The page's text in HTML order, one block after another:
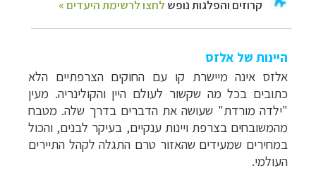
היינות של אלזס
אלזס אינה מיישרת קו עם החוקים הצרפתיים הלא
כתובים בכל מה שקשור לעולם היין והקולינריה. מעין
"ילדה מורדת" שעושה את הדברים בדרך שלה. מטבח
מהמשובחים בצרפת ויינות ענקיים, בעיקר לבנים, והכול
במחירים שמעידים שהאזור טרם התגלה לקהל התיירים
העולמי.